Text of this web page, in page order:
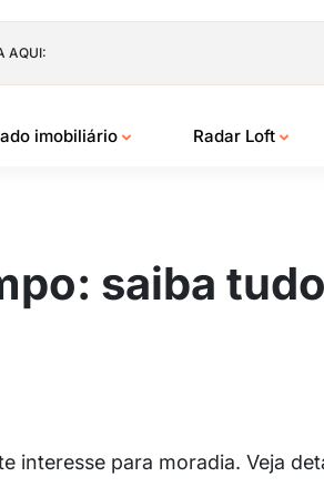
AQUI:
imobiliário Radar Loft
saiba
interesse para moradia. Veja